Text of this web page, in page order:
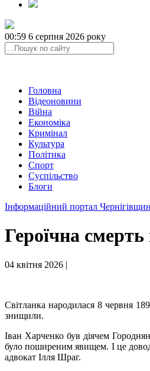
00:59 6 серпня 2026 року
Головна
Відеоновини
Війна
Економіка
Кримінал
Культура
Політика
Спорт
Суспільство
Блоги
Інформаційний портал
Героїчна смерть
04 квітня 2026 |
Світланка народилася 8 червня
знищили.
Іван Харченко був діячем
було поширеним явищем. І це
адвокат Ілля Шраг.